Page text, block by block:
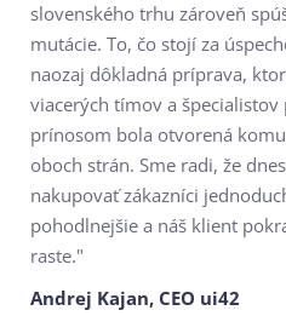
slovenského trhu zároveň
mutácie. To, čo stojí za
naozaj dôkladná príprava,
viacerých tímov a
prínosom bola otvorená
oboch strán. Sme radi, že
nakupovať zákazníci
pohodlnejšie a náš klient
raste."
Andrej Kajan, CEO ui42